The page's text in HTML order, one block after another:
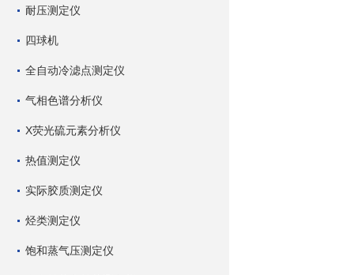
耐压测定仪
四球机
全自动冷滤点测定仪
气相色谱分析仪
X荧光硫元素分析仪
热值测定仪
实际胶质测定仪
烃类测定仪
饱和蒸气压测定仪